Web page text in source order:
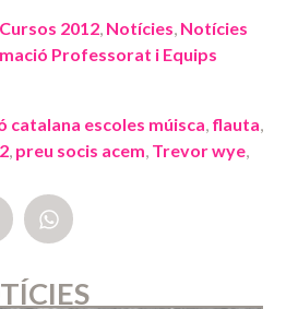
Cursos 2012, Notícies, Notícies
Professorat i Equips
catalana escoles múisca, flauta,
, preu socis acem, Trevor wye,